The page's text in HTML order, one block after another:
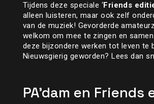
Tijdens deze speciale ‘Friends
alleen luisteren, maar ook zelf
van de muziek! Gevorderde
welkom om mee te zingen en samen
deze bijzondere werken tot leven te
Nieuwsgierig geworden? Lees dan
PA’dam en Friends